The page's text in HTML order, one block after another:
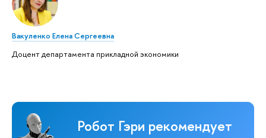
Вакуленко Елена Сергеевна
Доцент департамента прикладной экономики
Робот Гэри рекомендует